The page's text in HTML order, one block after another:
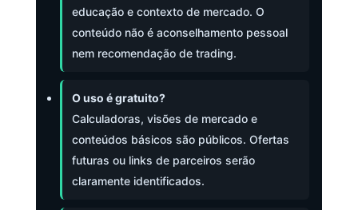
educação e contexto de mercado. O
conteúdo não é aconselhamento pessoal
nem recomendação de trading.
O uso é gratuito?
Calculadoras, visões de mercado e
conteúdos básicos são públicos. Ofertas
futuras ou links de parceiros serão
claramente identificados.